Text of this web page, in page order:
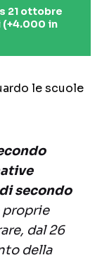
21 ottobre
(+4.000 in
le scuole
secondo
proprie
dal 26
della